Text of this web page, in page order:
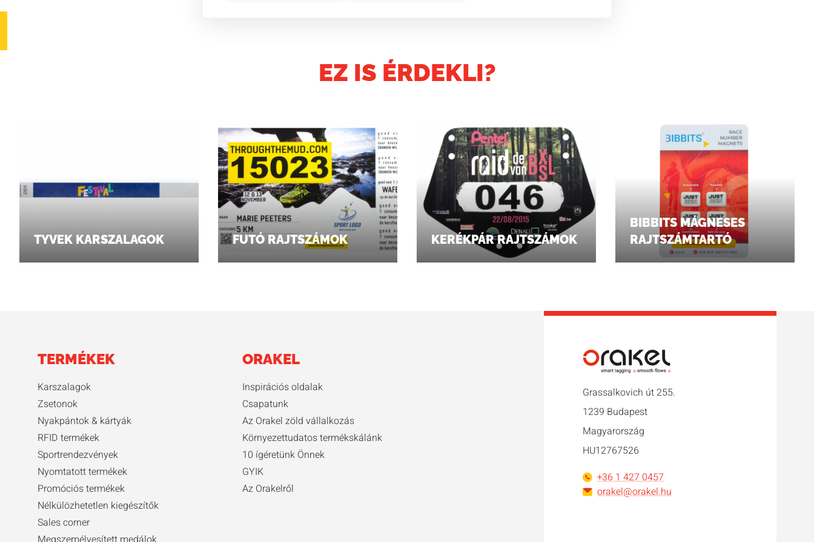
EZ IS ÉRDEKLI?
TYVEK KARSZALAGOK FUTÓ RAJTSZÁMOK KERÉKPÁR RAJTSZÁMOK
BIBBITS MÁGNESES
RAJTSZÁMTARTÓ
TERMÉKEK
Karszalagok
Zsetonok
Nyakpántok & kártyák
RFID termékek
Sportrendezvények
Nyomtatott termékek
Promóciós termékek
Nélkülözhetetlen kiegészítők
Sales corner
ORAKEL
Inspirációs oldalak
Csapatunk
Az Orakel zöld vállalkozás
Környezettudatos termékskálánk
10 ígéretünk Önnek
GYIK
Az Orakelről
Grassalkovich út 255.
1239 Budapest
Magyarország
HU12767526
+36 1 427 0457
orakel@orakel.hu